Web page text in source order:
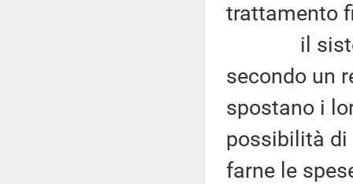
trattamento
il sistema
secondo un
spostano i
possibilità di
farne le